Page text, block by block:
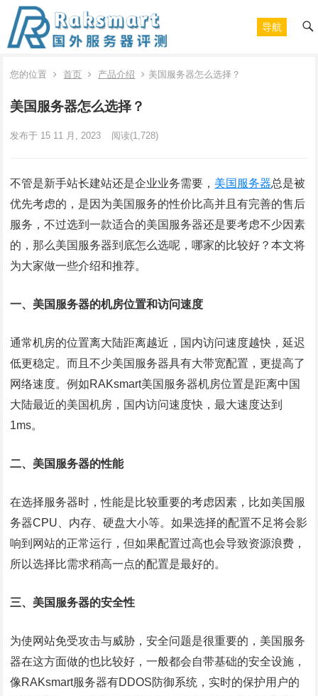
导航
您的位置 首页 产品介绍 美国服务器怎么选择？
美国服务器怎么选择？
发布于 15 11 月, 2023 阅读(1,728)
不管是新手站长建站还是企业业务需要， 美国服务器总是被
优先考虑的，是因为美国服务的性价比高并且有完善的售后
服务，不过选到一款适合的美国服务器还是要考虑不少因素
的，那么美国服务器到底怎么选呢，哪家的比较好？本文将
为大家做一些介绍和推荐。
一、美国服务器的机房位置和访问速度
通常机房的位置离大陆距离越近，国内访问速度越快，延迟
低更稳定。而且不少美国服务器具有大带宽配置，更提高了
网络速度。例如RAKsmart美国服务器机房位置是距离中国
大陆最近的美国机房，国内访问速度快，最大速度达到
1ms。
二、美国服务器的性能
在选择服务器时，性能是比较重要的考虑因素，比如美国服
务器CPU、内存、硬盘大小等。如果选择的配置不足将会影
响到网站的正常运行，但如果配置过高也会导致资源浪费，
所以选择比需求稍高一点的配置是最好的。
三、美国服务器的安全性
为使网站免受攻击与威胁，安全问题是很重要的，美国服务
器在这方面做的也比较好，一般都会自带基础的安全设施，
像RAKsmart服务器有DDOS防御系统，实时的保护用户的